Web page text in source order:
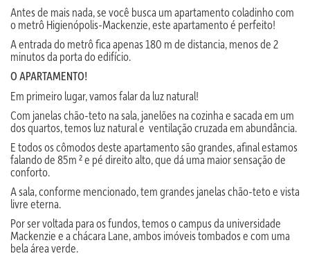
Antes de mais nada, se você busca um apartamento coladinho com
o metrô Higienópolis-Mackenzie, este apartamento é perfeito!
A entrada do metrô fica apenas 180 m de distancia, menos de 2
minutos da porta do edifício.
O APARTAMENTO!
Em primeiro lugar, vamos falar da luz natural!
Com janelas chão-teto na sala, janelões na cozinha e sacada em um
dos quartos, temos luz natural e ventilação cruzada em abundância.
E todos os cômodos deste apartamento são grandes, afinal estamos
falando de 85m ² e pé direito alto, que dá uma maior sensação de
conforto.
A sala, conforme mencionado, tem grandes janelas chão-teto e vista
livre eterna.
Por ser voltada para os fundos, temos o campus da universidade
Mackenzie e a chácara Lane, ambos imóveis tombados e com uma
bela área verde.